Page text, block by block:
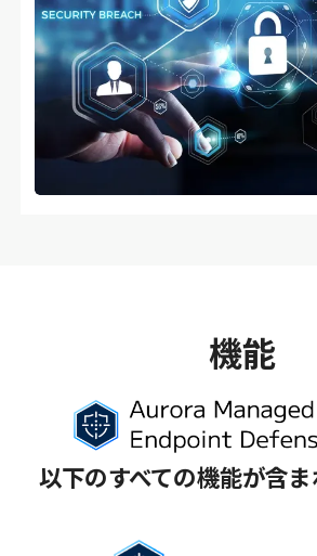
機能
以下のすべての機能が含ま